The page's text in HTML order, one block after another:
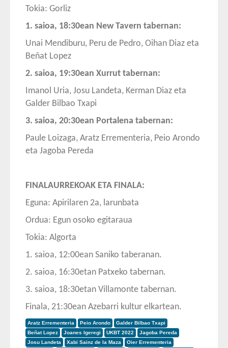
Tokia: Gorliz
1. saioa, 18:30ean New Tavern tabernan:
Unai Mendiburu, Peru de Pedro, Oihan Diaz eta
Beñat Lopez
2. saioa, 19:30ean Xurrut tabernan:
Imanol Uria, Josu Landeta, Kerman Diaz eta
Galder Bilbao Txapi
3. saioa, 20:30ean Portalena tabernan:
Paule Loizaga, Aratz Errementeria, Peio Arondo
eta Jagoba Pereda
FINALAURREKOAK ETA FINALA:
Eguna: Apirilaren 2a, larunbata
Ordua: Egun osoko egitaraua
Tokia: Algorta
1. saioa, 12:00ean Saniko taberanan.
2. saioa, 16:30etan Patxeko tabernan.
3. saioa, 18:30etan Villamonte tabernan.
Finala, 21:30ean Azebarri kultur elkartean.
Aratz Errementeria Peio Arondo
Galder Bilbao Txapi
Beñat Lopez
Joanes Igeregi UKBT 2022
Jagoba Pereda
Josu Landeta
Xabi Sainz de la Maza Oier Errementeria